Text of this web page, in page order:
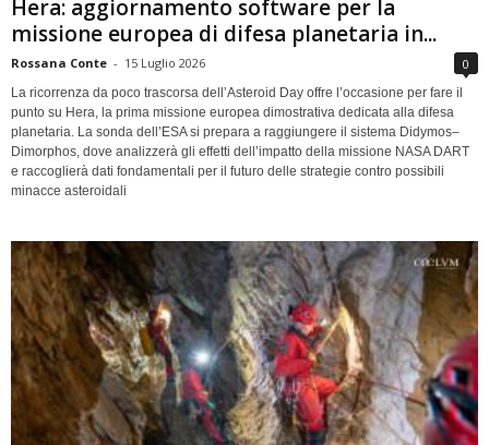
Hera: aggiornamento software per la
missione europea di difesa planetaria in...
Rossana Conte - 15 Luglio 2026 0
La ricorrenza da poco trascorsa dell’Asteroid Day offre l’occasione per fare il
punto su Hera, la prima missione europea dimostrativa dedicata alla difesa
planetaria. La sonda dell’ESA si prepara a raggiungere il sistema Didymos–
Dimorphos, dove analizzerà gli effetti dell’impatto della missione NASA DART
e raccoglierà dati fondamentali per il futuro delle strategie contro possibili
minacce asteroidali